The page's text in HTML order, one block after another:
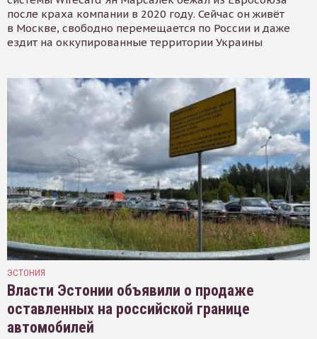
после краха компании в 2020 году. Сейчас он живёт
в Москве, свободно перемещается по России и даже
ездит на оккупированные территории Украины
ЭСТОНИЯ
Власти Эстонии объявили о продаже
оставленных на российской границе
автомобилей